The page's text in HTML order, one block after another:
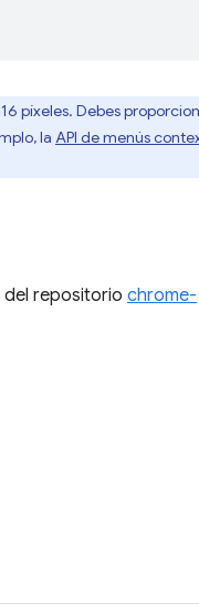
píxeles. Debes
la API de menús
del repositorio chrome-